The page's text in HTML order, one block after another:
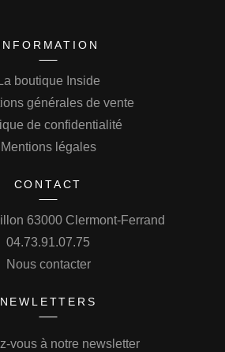
boutique Inside
générales de vente
de confidentialité
Mentions légales
CONTACT
63000 Clermont-Ferrand
04.73.91.07.75
Nous contacter
NEWLETTERS
vous à notre newsletter